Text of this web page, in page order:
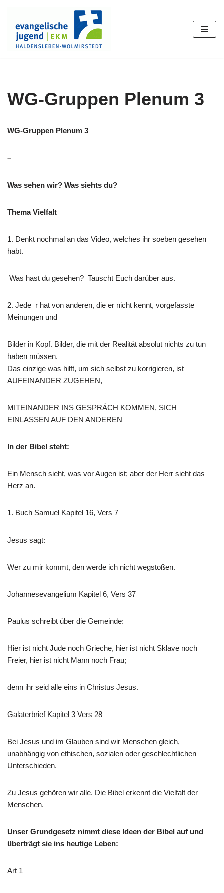
Zum
Inhalt
springen
WG-Gruppen Plenum 3
WG-Gruppen Plenum 3
–
Was sehen wir? Was siehts du?
Thema Vielfalt
1. Denkt nochmal an das Video, welches ihr soeben gesehen
habt.
Was hast du gesehen? Tauscht Euch darüber aus.
2. Jede_r hat von anderen, die er nicht kennt, vorgefasste
Meinungen und
Bilder in Kopf. Bilder, die mit der Realität absolut nichts zu tun
haben müssen.
Das einzige was hilft, um sich selbst zu korrigieren, ist
AUFEINANDER ZUGEHEN,
MITEINANDER INS GESPRÄCH KOMMEN, SICH
EINLASSEN AUF DEN ANDEREN
In der Bibel steht:
Ein Mensch sieht, was vor Augen ist; aber der Herr sieht das
Herz an.
1. Buch Samuel Kapitel 16, Vers 7
Jesus sagt:
Wer zu mir kommt, den werde ich nicht wegstoßen.
Johannesevangelium Kapitel 6, Vers 37
Paulus schreibt über die Gemeinde:
Hier ist nicht Jude noch Grieche, hier ist nicht Sklave noch
Freier, hier ist nicht Mann noch Frau;
denn ihr seid alle eins in Christus Jesus.
Galaterbrief Kapitel 3 Vers 28
Bei Jesus und im Glauben sind wir Menschen gleich,
unabhängig von ethischen, sozialen oder geschlechtlichen
Unterschieden.
Zu Jesus gehören wir alle. Die Bibel erkennt die Vielfalt der
Menschen.
Unser Grundgesetz nimmt diese Ideen der Bibel auf und
überträgt sie ins heutige Leben:
Art 1